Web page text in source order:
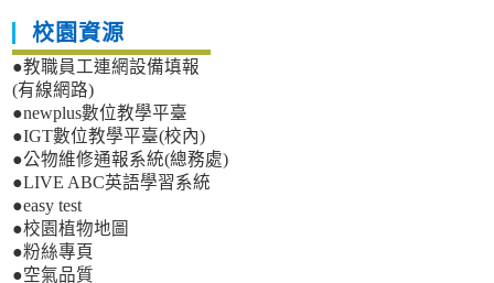
校園資源
●教職員工連網設備填報
(有線網路)
●newplus數位教學平臺
●IGT數位教學平臺(校內)
●公物維修通報系統(總務處)
●LIVE ABC英語學習系統
●easy test
●校園植物地圖
●粉絲專頁
●空氣品質